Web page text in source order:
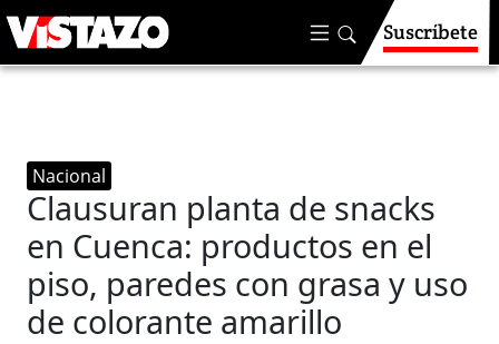
Suscríbete
Nacional
Clausuran planta de snacks
en Cuenca: productos en el
piso, paredes con grasa y uso
de colorante amarillo